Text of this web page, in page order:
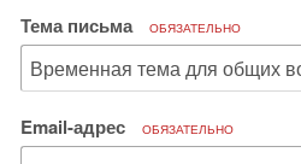
Тема письма ОБЯЗАТЕЛЬНО
Email-адрес ОБЯЗАТЕЛЬНО